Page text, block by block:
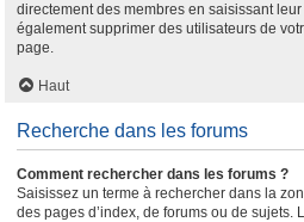
directement des membres en saisissant
également supprimer des utilisateurs de
page.
Haut
Recherche dans les forums
Comment rechercher dans les forums ?
Saisissez un terme à rechercher dans la
des pages d’index, de forums ou de sujets.